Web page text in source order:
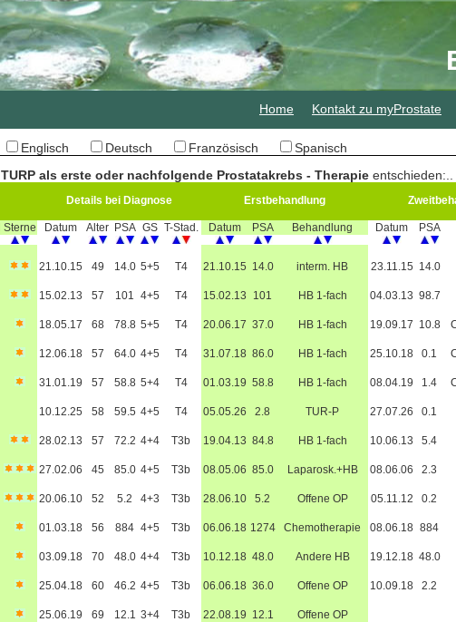
Home Kontakt zu myProstate
Englisch Deutsch Französisch Spanisch
TURP als erste oder nachfolgende Prostatakrebs - Therapie entschieden:
Details bei Diagnose Erstbehandlung
Sterne Datum Alter PSA GS T-Stad. Datum PSA Behandlung Datum PSA
21.10.15 49 14.0 5+5 T4 21.10.15 14.0 interm. HB 23.11.15 14.0
15.02.13 57 101 4+5 T4 15.02.13 101 HB 1-fach 04.03.13 98.7
18.05.17 68 78.8 5+5 T4 20.06.17 37.0 HB 1-fach 19.09.17 10.8
12.06.18 57 64.0 4+5 T4 31.07.18 86.0 HB 1-fach 25.10.18 0.1
31.01.19 57 58.8 5+4 T4 01.03.19 58.8 HB 1-fach 08.04.19 1.4
10.12.25 58 59.5 4+5 T4 05.05.26 2.8 TUR-P 27.07.26 0.1
28.02.13 57 72.2 4+4 T3b 19.04.13 84.8 HB 1-fach 10.06.13 5.4
27.02.06 45 85.0 4+5 T3b 08.05.06 85.0 Laparosk.+HB 08.06.06 2.3
20.06.10 52 5.2 4+3 T3b 28.06.10 5.2 Offene OP 05.11.12 0.2
01.03.18 56 884 4+5 T3b 06.06.18 1274 Chemotherapie 08.06.18 884
03.09.18 70 48.0 4+4 T3b 10.12.18 48.0 Andere HB 19.12.18 48.0
25.04.18 60 46.2 4+5 T3b 06.06.18 36.0 Offene OP 10.09.18 2.2
25.06.19 69 12.1 3+4 T3b 22.08.19 12.1 Offene OP